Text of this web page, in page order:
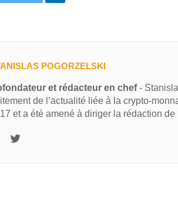
POGORZELSKI
et rédacteur en chef-
de l’actualité liée à la crypto-
et a été amené à diriger la rédaction